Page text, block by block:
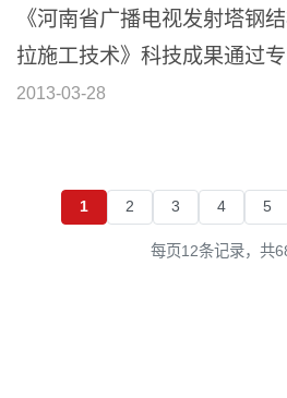
《河南省广播电视发射塔钢
拉施工技术》科技成果通过
2013-03-28
1 2 3 4 5
每页12条记录，共